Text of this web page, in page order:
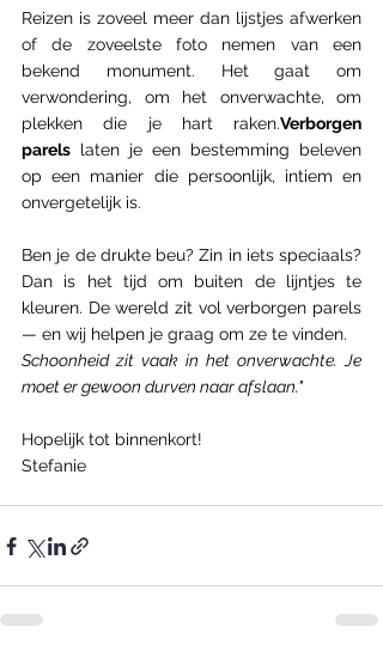
Reizen is zoveel meer dan lijstjes afwerken
of de zoveelste foto nemen van een
bekend monument. Het gaat om
verwondering, om het onverwachte, om
plekken die je hart raken.Verborgen
parels laten je een bestemming beleven
op een manier die persoonlijk, intiem en
onvergetelijk is.
Ben je de drukte beu? Zin in iets speciaals?
Dan is het tijd om buiten de lijntjes te
kleuren. De wereld zit vol verborgen parels
— en wij helpen je graag om ze te vinden.
Schoonheid zit vaak in het onverwachte. Je
moet er gewoon durven naar afslaan."
Hopelijk tot binnenkort!
Stefanie